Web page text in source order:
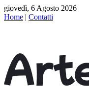
giovedì, 6 Agosto 2026
Home | Contatti